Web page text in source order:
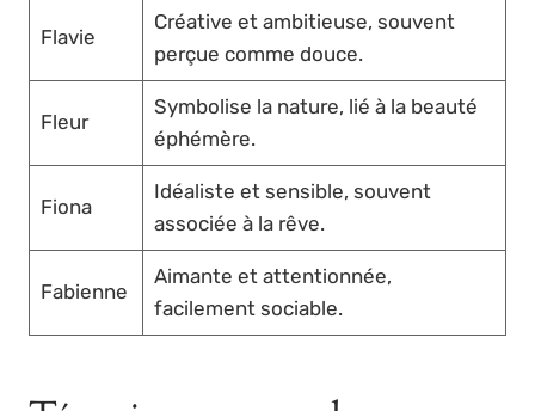
Flavie
Créative et ambitieuse, souvent
perçue comme douce.
Fleur
Symbolise la nature, lié à la beauté
éphémère.
Fiona
Idéaliste et sensible, souvent
associée à la rêve.
Fabienne
Aimante et attentionnée,
facilement sociable.